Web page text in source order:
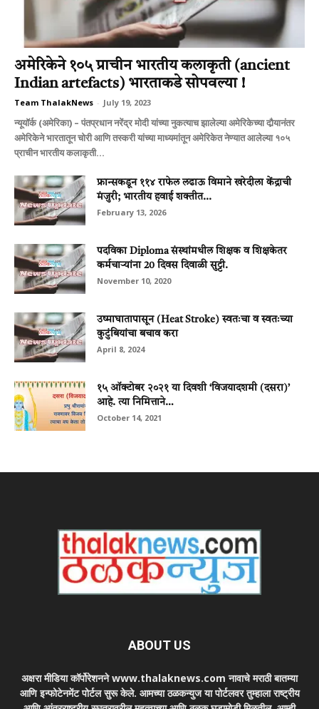
अमेरिकेने १०५ प्राचीन भारतीय कलाकृती (ancient
Indian artefacts) भारताकडे सोपवल्या !
Team ThalakNews - July 19, 2023
न्यूयॉर्क (अमेरिका) – पंतप्रधान नरेंद्र मोदी यांच्या नुकत्याच झालेल्या अमेरिकेच्या दौर्‍यानंतर
अमेरिकेने भारतातून चोरी आणि तस्करी यांच्या माध्यमांतून अमेरिकेत नेण्यात आलेल्या १०५
प्राचीन भारतीय कलाकृती...
फ्रान्सकडून ११४ राफेल लढाऊ विमाने खरेदीला केंद्राची
मंजुरी; भारतीय हवाई शक्तीत...
February 13, 2026
पदविका Diploma संस्थांमधील शिक्षक व शिक्षकेतर
कर्मचाऱ्यांना 20 दिवस दिवाळी सुट्टी.
November 10, 2020
उष्माघातापासून (Heat Stroke) स्वतःचा व स्वतःच्या
कुटुंबियांचा बचाव करा
April 8, 2024
१५ ऑक्टोबर २०२१ या दिवशी ‘विजयादशमी (दसरा)’
आहे. त्या निमित्ताने…
October 14, 2021
ABOUT US
अक्षरा मीडिया कॉर्पोरेशनने www.thalaknews.com नावाचे मराठी बातम्या
आणि इन्फोटेनमेंट पोर्टल सुरू केले. आमच्या ठळकन्युज या पोर्टलवर तुम्हाला राष्ट्रीय